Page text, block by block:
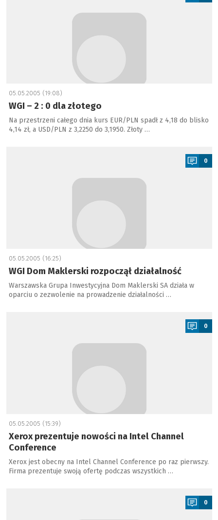
05.05.2005 (19:08)
WGI – 2 : 0 dla złotego
Na przestrzeni całego dnia kurs EUR/PLN spadł z 4,18 do blisko
4,14 zł, a USD/PLN z 3,2250 do 3,1950. Złoty …
0
05.05.2005 (16:25)
WGI Dom Maklerski rozpoczął działalność
Warszawska Grupa Inwestycyjna Dom Maklerski SA działa w
oparciu o zezwolenie na prowadzenie działalności …
0
05.05.2005 (15:39)
Xerox prezentuje nowości na Intel Channel
Conference
Xerox jest obecny na Intel Channel Conference po raz pierwszy.
Firma prezentuje swoją ofertę podczas wszystkich …
0